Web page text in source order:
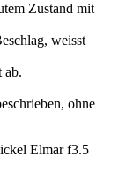
Zustand mit
weisst
ab.
ohne
Elmar f3.5